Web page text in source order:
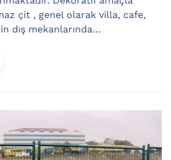
çit , genel olarak villa, cafe,
dış mekanlarında…